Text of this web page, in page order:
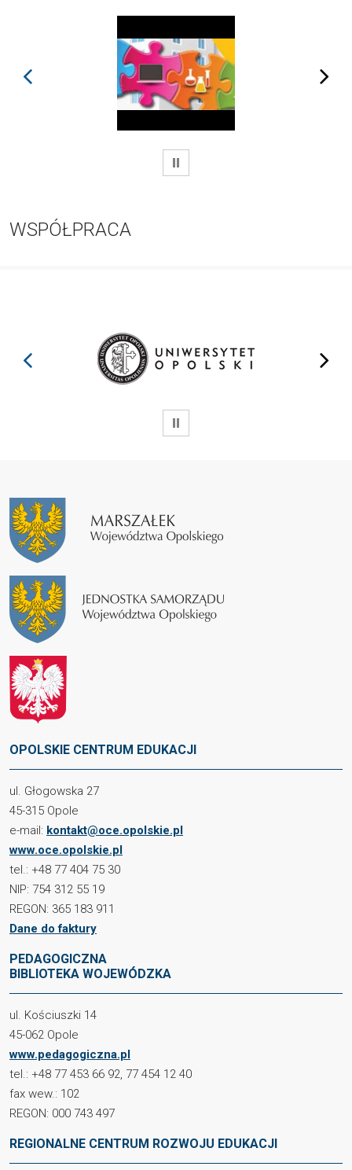
prev next
WSTRZYMAJ
WSPÓŁPRACA
prev next
WSTRZYMAJ
OPOLSKIE CENTRUM EDUKACJI
ul. Głogowska 27
45-315 Opole
e-mail: kontakt@oce.opolskie.pl
www.oce.opolskie.pl
tel.: +48 77 404 75 30
NIP: 754 312 55 19
REGON: 365 183 911
Dane do faktury
PEDAGOGICZNA
BIBLIOTEKA WOJEWÓDZKA
ul. Kościuszki 14
45-062 Opole
www.pedagogiczna.pl
tel.: +48 77 453 66 92, 77 454 12 40
fax wew.: 102
REGON: 000 743 497
REGIONALNE CENTRUM ROZWOJU EDUKACJI